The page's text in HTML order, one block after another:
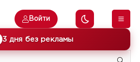
3 дня без рекламы
Войти